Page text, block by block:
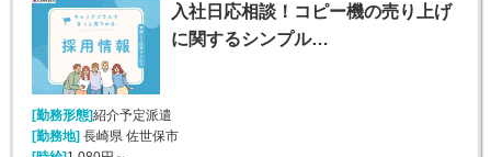
入社日応相談！コピー機の売り上げ
に関するシンプル…
[勤務形態]紹介予定派遣
[勤務地]長崎県 佐世保市